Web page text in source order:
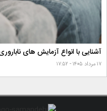
آشنایی با انواع آزمایش های
۱۷ مرداد ۱۴۰۵ - ۱۷:۵۲